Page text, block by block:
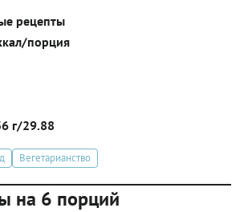
рецепты
порция
г/29.88
Вегетарианство
на 6 порций